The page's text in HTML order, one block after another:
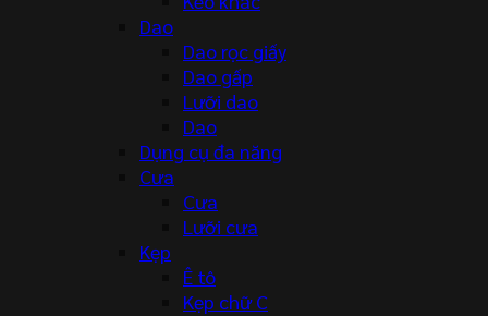
Dao
Dao rọc giấy
Dao gấp
Lưỡi dao
Dao
Dụng cụ đa năng
Cưa
Cưa
Lưỡi cưa
Kẹp
Ê tô
Kẹp chữ C